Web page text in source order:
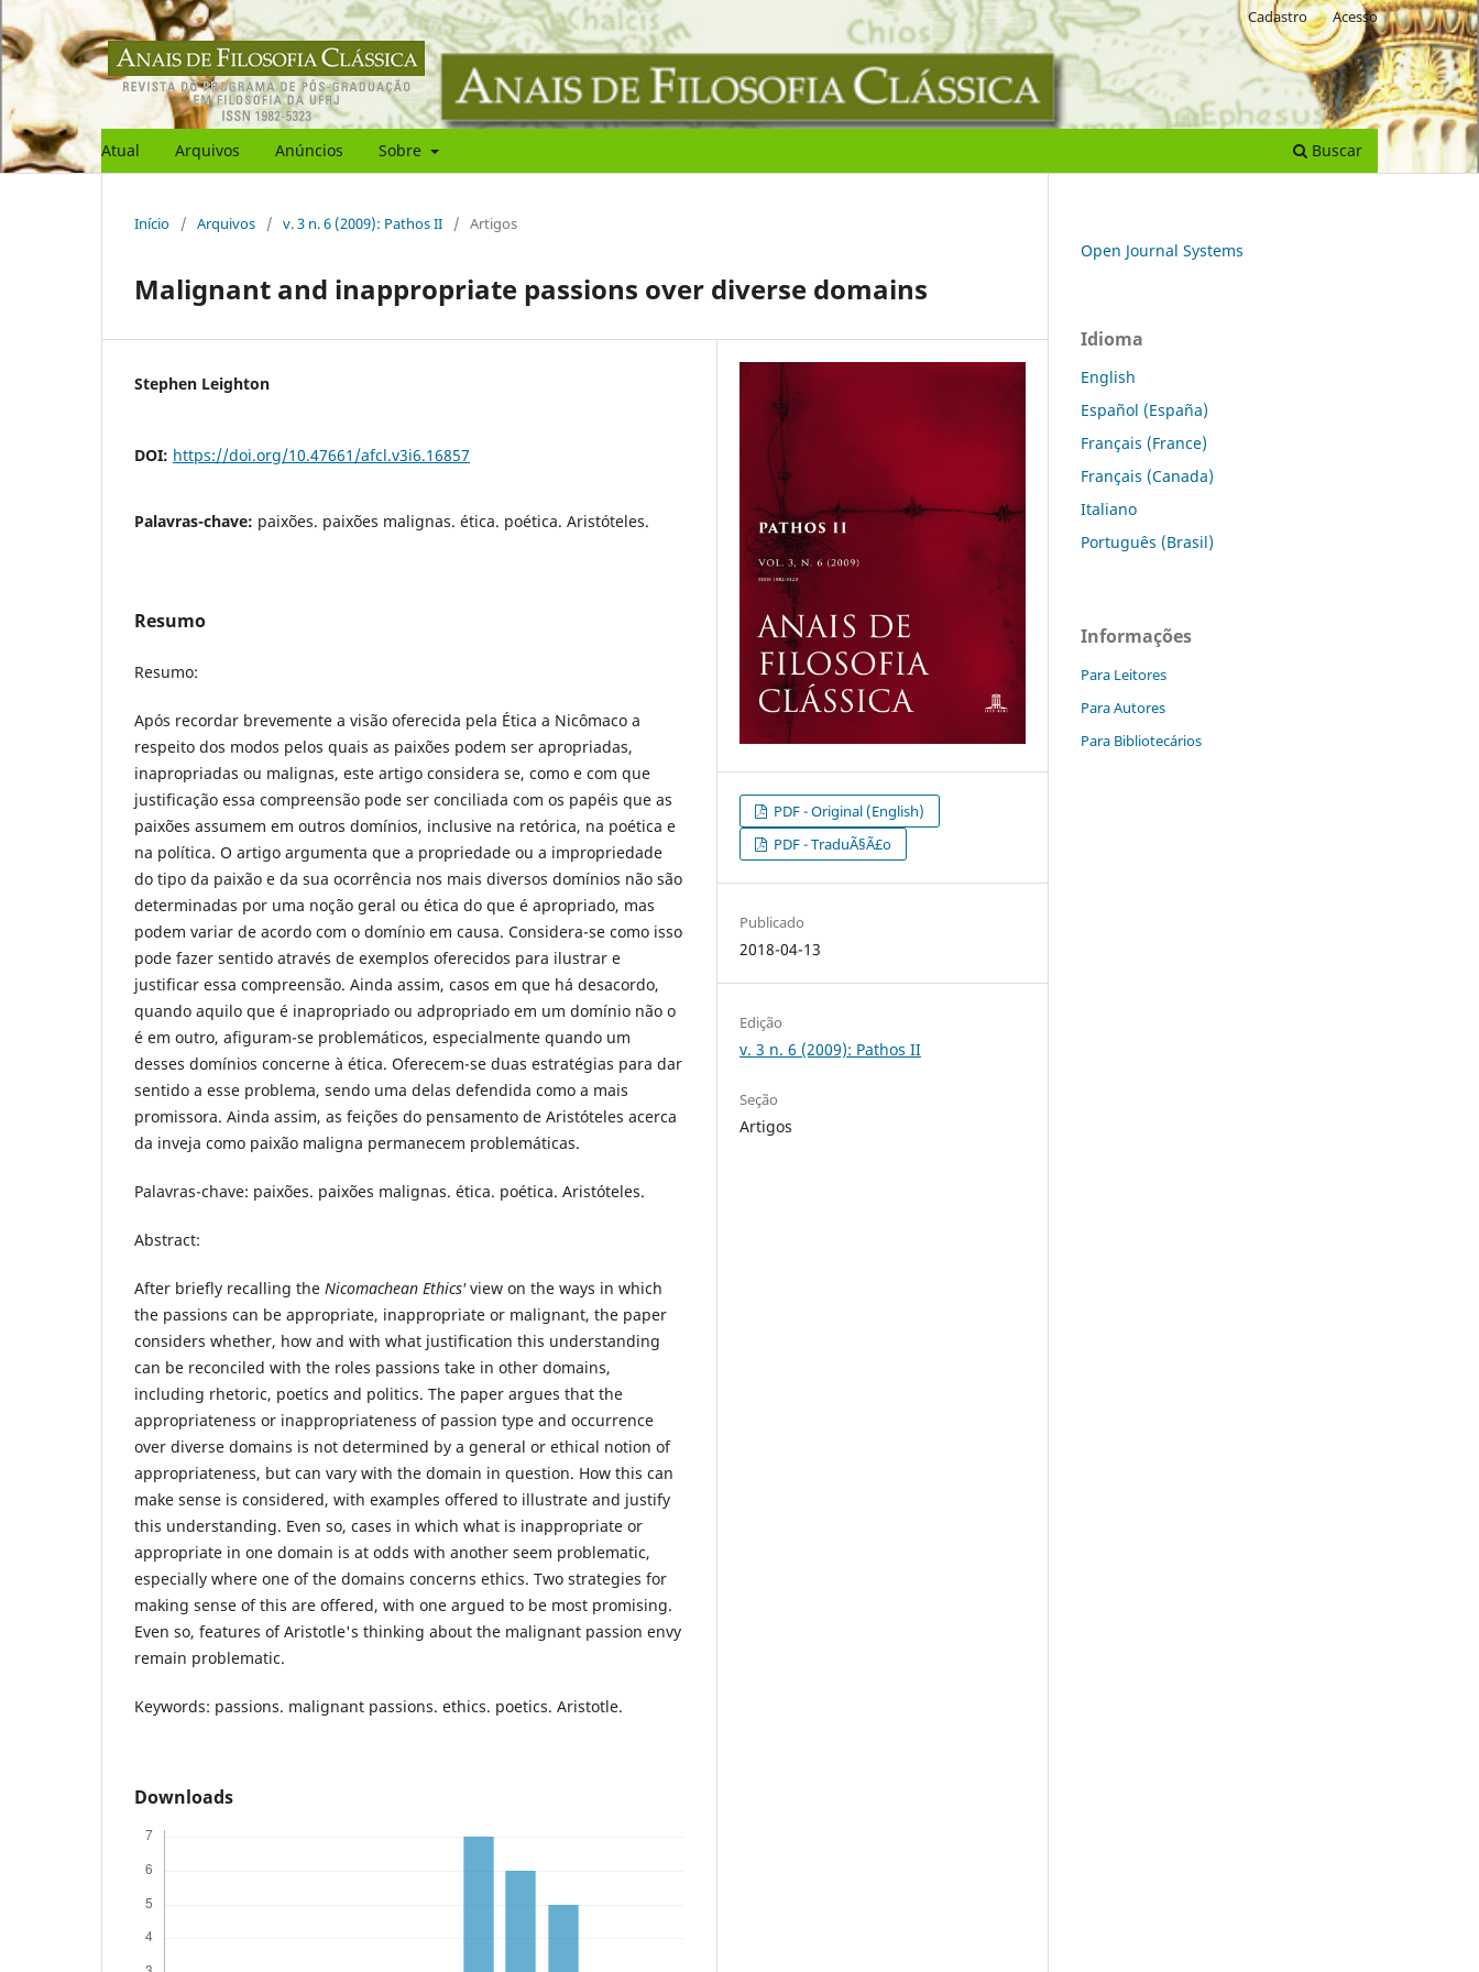
Atual Arquivos Anúncios Sobre Buscar
Cadastro Acesso
Início / Arquivos / v. 3 n. 6 (2009): Pathos II / Artigos
Malignant and inappropriate passions over diverse domains
Stephen Leighton
DOI: https://doi.org/10.47661/afcl.v3i6.16857
Palavras-chave: paixões. paixões malignas. ética. poética. Aristóteles.
Resumo
Resumo:
Após recordar brevemente a visão oferecida pela Ética a Nicômaco a
respeito dos modos pelos quais as paixões podem ser apropriadas,
inapropriadas ou malignas, este artigo considera se, como e com que
justificação essa compreensão pode ser conciliada com os papéis que as
paixões assumem em outros domínios, inclusive na retórica, na poética e
na política. O artigo argumenta que a propriedade ou a impropriedade
do tipo da paixão e da sua ocorrência nos mais diversos domínios não são
determinadas por uma noção geral ou ética do que é apropriado, mas
podem variar de acordo com o domínio em causa. Considera-se como isso
pode fazer sentido através de exemplos oferecidos para ilustrar e
justificar essa compreensão. Ainda assim, casos em que há desacordo,
quando aquilo que é inapropriado ou adpropriado em um domínio não o
é em outro, afiguram-se problemáticos, especialmente quando um
desses domínios concerne à ética. Oferecem-se duas estratégias para dar
sentido a esse problema, sendo uma delas defendida como a mais
promissora. Ainda assim, as feições do pensamento de Aristóteles acerca
da inveja como paixão maligna permanecem problemáticas.
Palavras-chave: paixões. paixões malignas. ética. poética. Aristóteles.
Abstract:
After briefly recalling the Nicomachean Ethics'view on the ways in which
the passions can be appropriate, inappropriate or malignant, the paper
considers whether, how and with what justification this understanding
can be reconciled with the roles passions take in other domains,
including rhetoric, poetics and politics. The paper argues that the
appropriateness or inappropriateness of passion type and occurrence
over diverse domains is not determined by a general or ethical notion of
appropriateness, but can vary with the domain in question. How this can
make sense is considered, with examples offered to illustrate and justify
this understanding. Even so, cases in which what is inappropriate or
appropriate in one domain is at odds with another seem problematic,
especially where one of the domains concerns ethics. Two strategies for
making sense of this are offered, with one argued to be most promising.
Even so, features of Aristotle's thinking about the malignant passion envy
remain problematic.
Keywords: passions. malignant passions. ethics. poetics. Aristotle.
Downloads
PDF - Original (English)
PDF - TraduÃ§Ã£o
Publicado
2018-04-13
Edição
v. 3 n. 6 (2009): Pathos II
Seção
Artigos
Open Journal Systems
Idioma
English
Español (España)
Français (France)
Français (Canada)
Italiano
Português (Brasil)
Informações
Para Leitores
Para Autores
Para Bibliotecários